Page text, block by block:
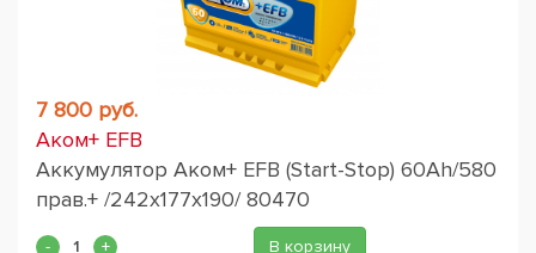
7 800 руб.
Аком+ EFB
Аккумулятор Аком+ EFB (Start-Stop) 60Ah/580
прав.+ /242x177x190/ 80470
В корзину